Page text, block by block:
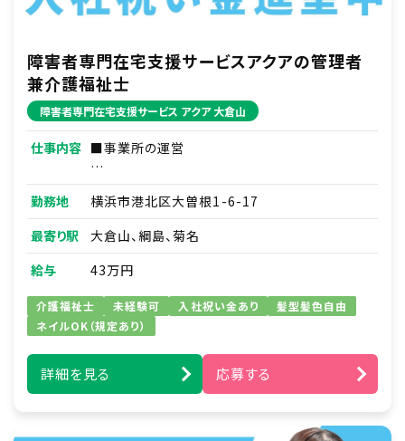
障害者専門在宅支援サービスアクアの管理者
兼介護福祉士
障害者専門在宅支援サービス アクア 大倉山
仕事内容 ■事業所の運営
■売上管理
■人材育成／スタッフマネジメント
■事務作業（シフト作成等）
■利用者さま本人やご家族さまとの連絡・調整
■訪問介護実務
※家事支援・移動支援・身体介護支援
勤務地
横浜市港北区大曽根1-6-17
最寄り駅
大倉山、綱島、菊名
給与
43万円
介護福祉士 未経験可 入社祝い金あり
髪型髪色自由
ネイルOK（規定あり）
詳細を見る 応募する